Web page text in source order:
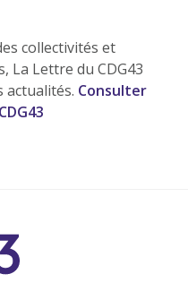
collectivités et
La Lettre du CDG43
actualités. Consulter